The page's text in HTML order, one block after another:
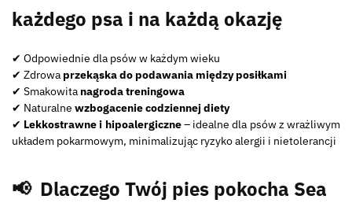
każdego psa i na każdą okazję
✔ Odpowiednie dla psów w każdym wieku
✔ Zdrowa przekąska do podawania między posiłkami
✔ Smakowita nagroda treningowa
✔ Naturalne wzbogacenie codziennej diety
✔ Lekkostrawne i hipoalergiczne– idealne dla psów z wrażliwym
układem pokarmowym, minimalizując ryzyko alergii i nietolerancji
📢 Dlaczego Twój pies pokocha Sea